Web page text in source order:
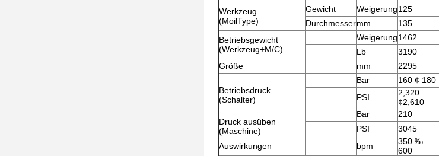
Werkzeug
(MoilType)
Gewicht Weigerung125
Durchmessermm 135
Betriebsgewicht
(Werkzeug+M/C)
Weigerung1462
Lb
3190
Größe
mm 2295
Betriebsdruck
(Schalter)
Bar 160 ¢ 180
PSI
2,320
¢2,610
Druck ausüben
(Maschine)
Bar 210
PSI
3045
Auswirkungen
bpm
350 ‰
600